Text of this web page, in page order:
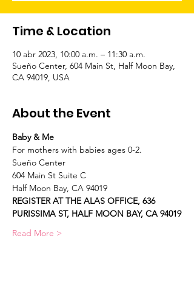
Time & Location
10 abr 2023, 10:00 a.m. – 11:30 a.m.
Sueño Center, 604 Main St, Half Moon Bay,
CA 94019, USA
About the Event
Baby & Me
For mothers with babies ages 0-2.
Sueño Center
604 Main St Suite C
Half Moon Bay, CA 94019
REGISTER AT THE ALAS OFFICE, 636
PURISSIMA ST, HALF MOON BAY, CA 94019
Read More >